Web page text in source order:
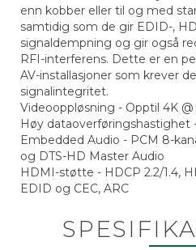
enn kobber eller til og med
samtidig som de gir EDID-,
signaldempning og gir også
RFI-interferens. Dette er en
AV-installasjoner som krever
signalintegritet.
Videooppløsning - Opptil 4K
Høy dataoverføringshastighet
Embedded Audio - PCM 8-
og DTS-HD Master Audio
HDMI-støtte - HDCP 2.2/1.4,
EDID og CEC, ARC